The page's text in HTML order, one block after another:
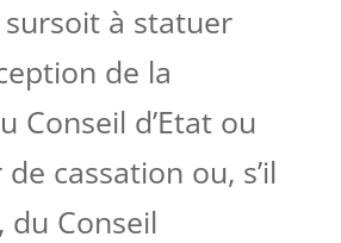
à statuer
de la
Conseil d’Etat ou
cassation ou, s’il
du Conseil